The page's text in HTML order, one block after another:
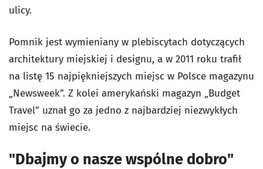
ulicy.
Pomnik jest wymieniany w plebiscytach dotyczących
architektury miejskiej i designu, a w 2011 roku trafił
na listę 15 najpiękniejszych miejsc w Polsce magazynu
„Newsweek”. Z kolei amerykański magazyn „Budget
Travel” uznał go za jedno z najbardziej niezwykłych
miejsc na świecie.
"Dbajmy o nasze wspólne dobro"